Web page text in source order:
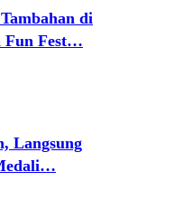
di
Fun Fest…
Langsung